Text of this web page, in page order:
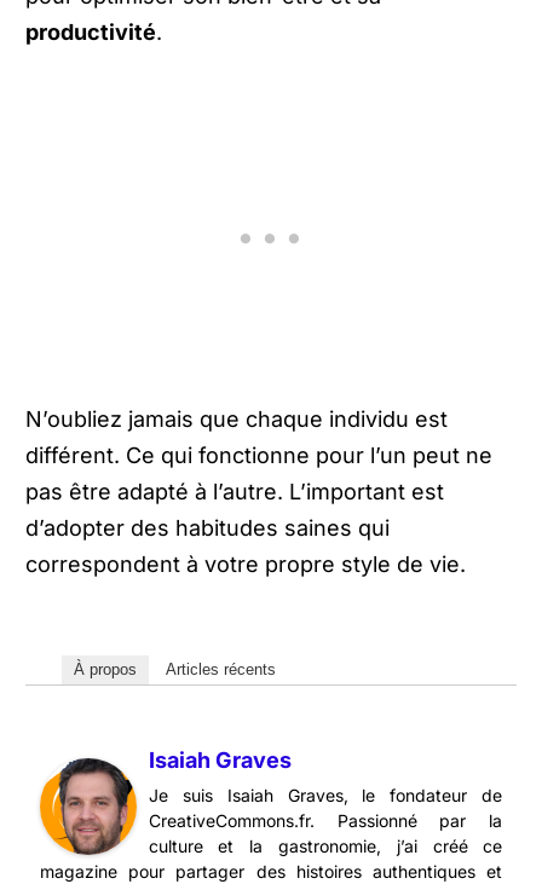
productivité.
N’oubliez jamais que chaque individu est
différent. Ce qui fonctionne pour l’un peut ne
pas être adapté à l’autre. L’important est
d’adopter des habitudes saines qui
correspondent à votre propre style de vie.
À propos Articles récents
Isaiah Graves
Je suis Isaiah Graves, le fondateur de
CreativeCommons.fr. Passionné par la
culture et la gastronomie, j’ai créé ce
magazine pour partager des histoires authentiques et